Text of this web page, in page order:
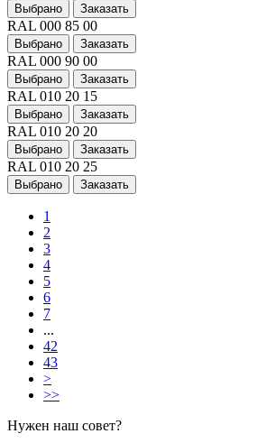
Выбрано Заказать
RAL 000 85 00
Выбрано Заказать
RAL 000 90 00
Выбрано Заказать
RAL 010 20 15
Выбрано Заказать
RAL 010 20 20
Выбрано Заказать
RAL 010 20 25
Выбрано Заказать
1
2
3
4
5
6
7
...
42
43
>
>>
Нужен наш совет?